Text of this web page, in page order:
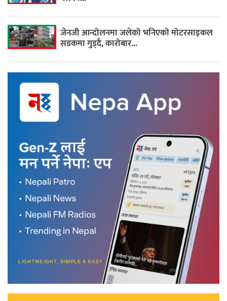
जेनजी आन्दोलनमा जलेको भनिएको मोटरसाइकल
सडकमा गुड्दै, कारोबार...